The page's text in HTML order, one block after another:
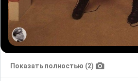
Показать полностью (2)